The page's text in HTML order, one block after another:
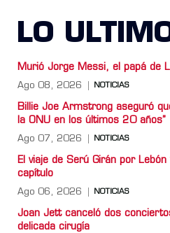
LO
Murió Jorge Messi, el papá de
Ago 08, 2026 NOTICIAS
Billie Joe Armstrong aseguró
la ONU en los últimos 20 años”
Ago 07, 2026 NOTICIAS
El viaje de Serú Girán por
capítulo
Ago 06, 2026 NOTICIAS
Joan Jett canceló dos
delicada cirugía